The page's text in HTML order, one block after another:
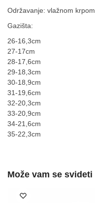
Održavanje: vlažnom krpom
Gazišta:
26-16,3cm
27-17cm
28-17,6cm
29-18,3cm
30-18,9cm
31-19,6cm
32-20,3cm
33-20,9cm
34-21,6cm
35-22,3cm